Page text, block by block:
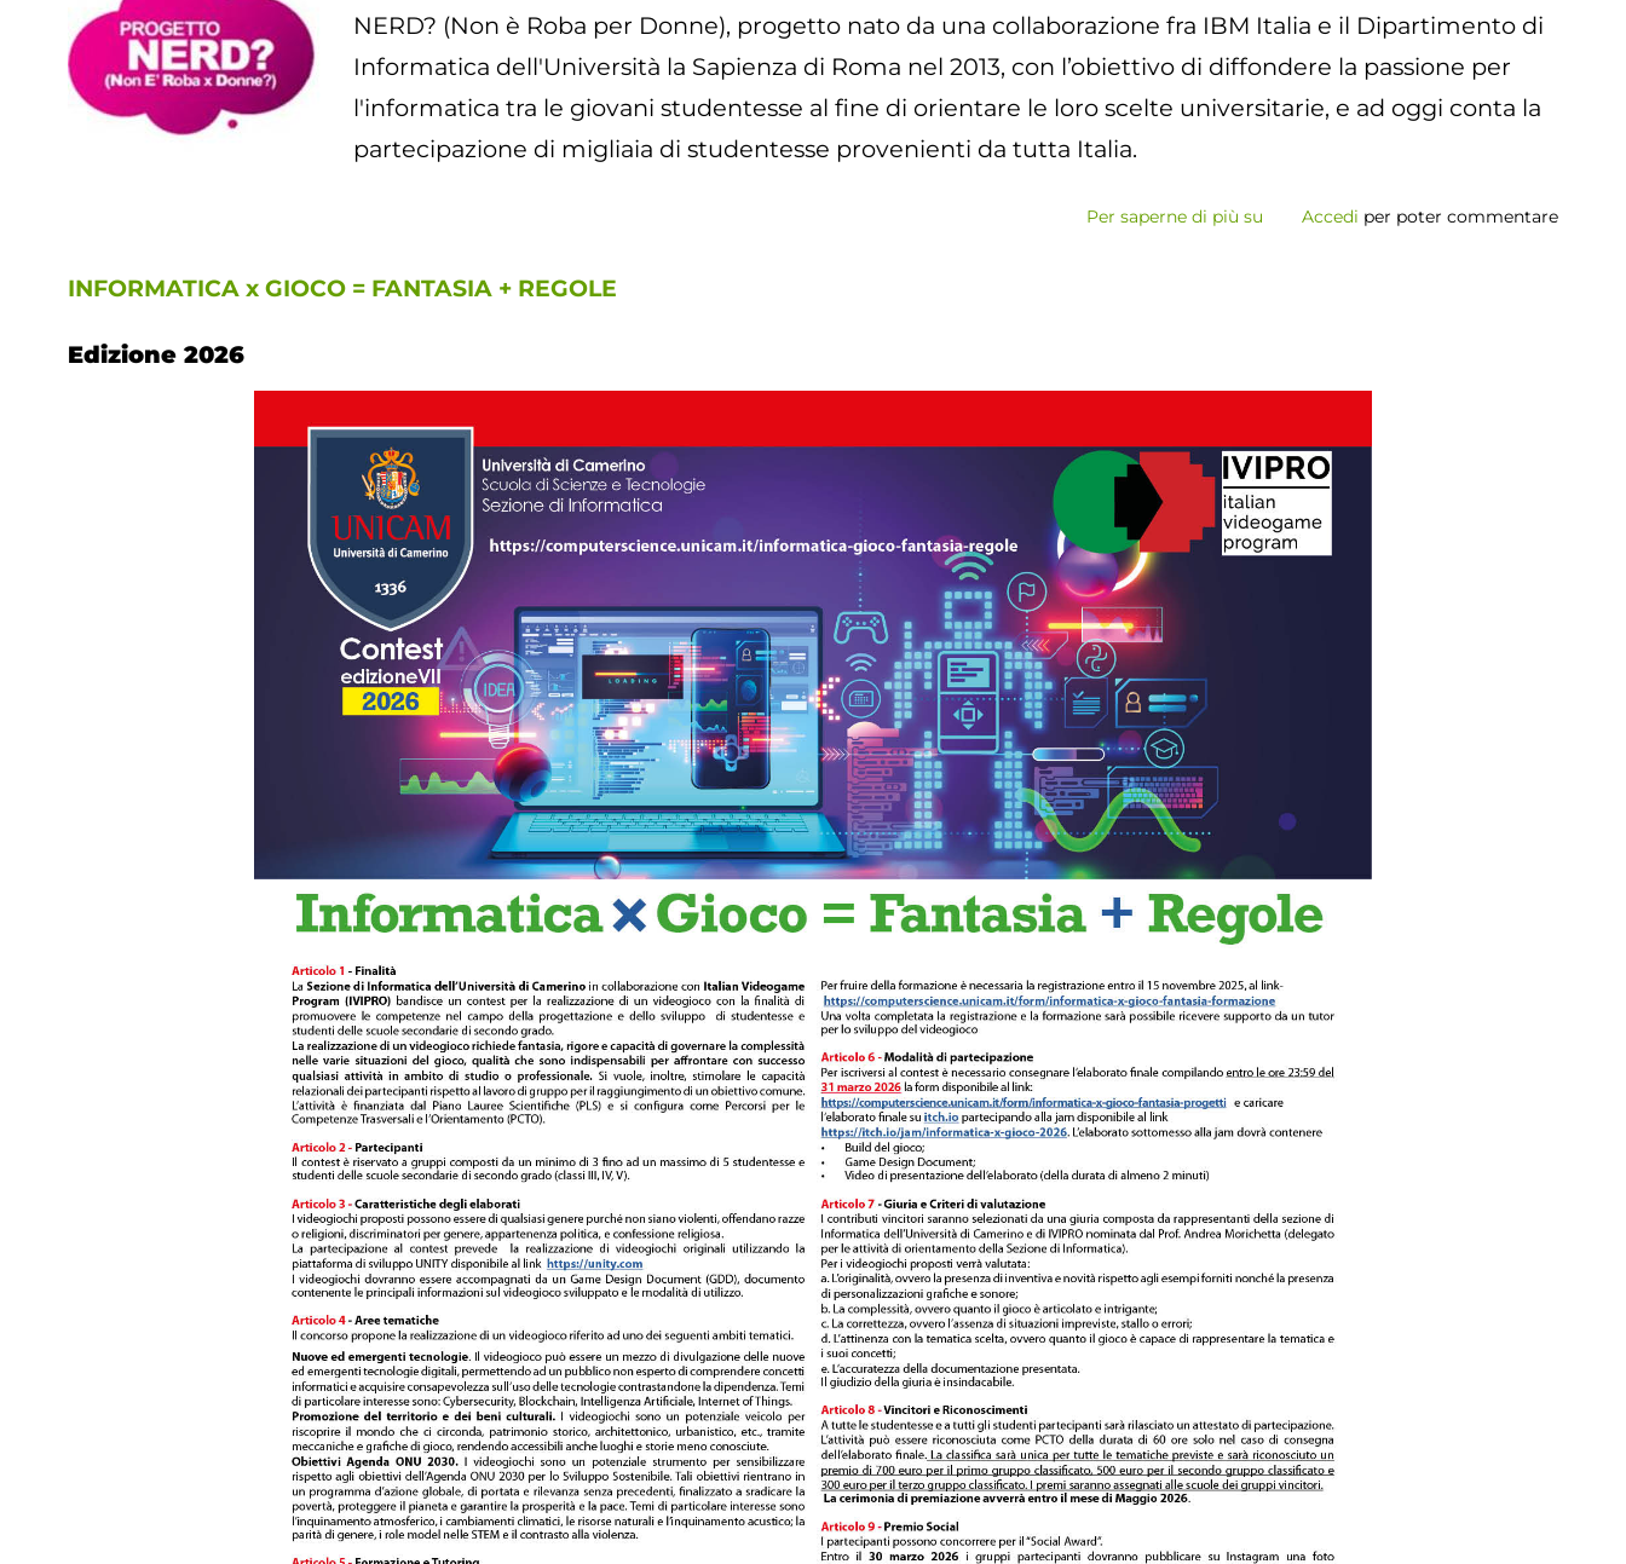
NERD? (Non è Roba per Donne), progetto nato da una collaborazione fra IBM Italia e il Dipartimento di
Informatica dell'Università la Sapienza di Roma nel 2013, con l’obiettivo di diffondere la passione per
l'informatica tra le giovani studentesse al fine di orientare le loro scelte universitarie, e ad oggi conta la
partecipazione di migliaia di studentesse provenienti da tutta Italia.
Per saperne di più su NERD?Accedi per poter commentare
INFORMATICA x GIOCO = FANTASIA + REGOLE
Edizione 2026